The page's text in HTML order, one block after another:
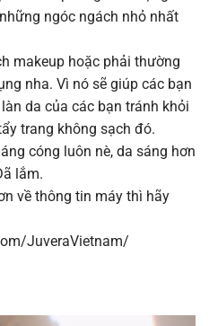
ngóc ngách nhỏ nhất
makeup hoặc phải thường
nha. Vì nó sẽ giúp các bạn
da của các bạn tránh khỏi
trang không sạch đó.
cóng luôn nè, da sáng hơn
lắm.
về thông tin máy thì hãy
JuveraVietnam/